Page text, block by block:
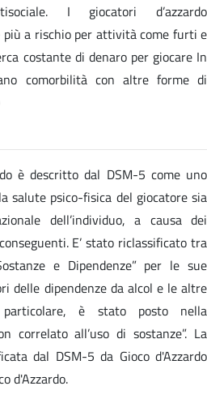
I giocatori d’azzardo
più a rischio per attività come furti e
costante di denaro per giocare In
comorbilità con altre forme di
è descritto dal DSM-5 come uno
salute psico-fisica del giocatore sia
dell’individuo, a causa dei
E’ stato riclassificato tra
e Dipendenze” per le sue
delle dipendenze da alcol e le altre
è stato posto nella
correlato all’uso di sostanze”. La
dal DSM-5 da Gioco d'Azzardo
d'Azzardo.